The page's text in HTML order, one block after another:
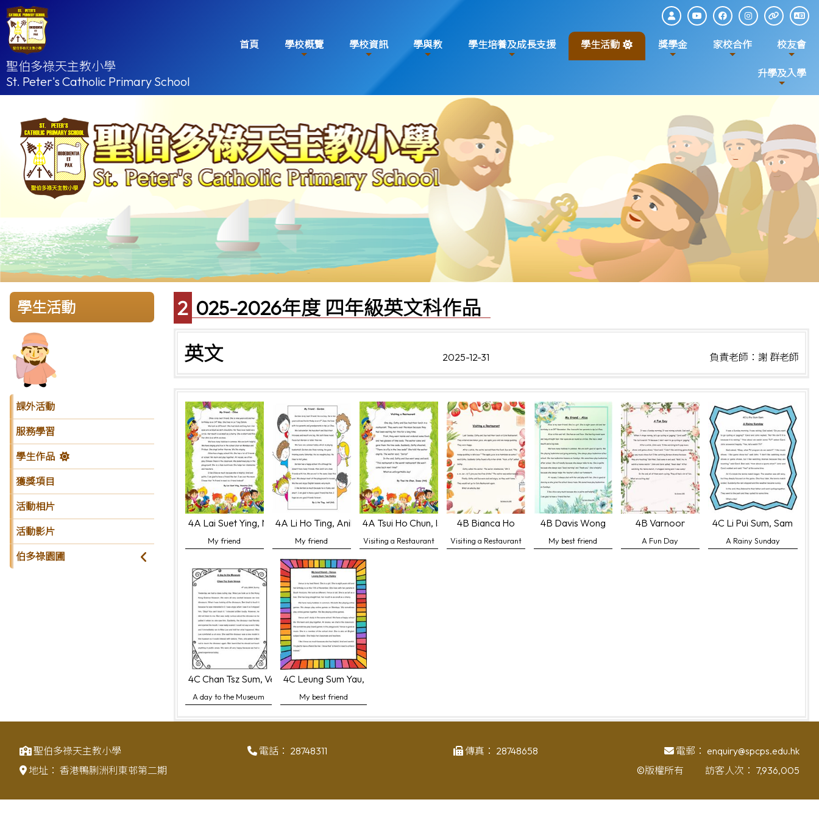
聖伯多祿天主教小學
St. Peter's Catholic Primary School
首頁 學校概覽 學校資訊 學與教 學生培養及成長支援 學生活動 獎學金 家校合作 校友會
升學及入學
學生活動
課外活動
服務學習
學生作品
獲獎項目
活動相片
活動影片
伯多祿園圃
2025-2026年度 四年級英文科作品
英文
2025-12-31 負責老師：謝 群老師
4A Lai Suet Ying, Nanette
My friend
4A Li Ho Ting, Anil
My friend
4A Tsui Ho Chun, Isaac
Visiting a Restaurant
4B Bianca Ho
Visiting a Restaurant
4B Davis Wong
My best friend
4B Varnoor
A Fun Day
4C Li Pui Sum, Sam
A Rainy Sunday
4C Chan Tsz Sum, Venus
A day to the Museum
4C Leung Sum Yau, Hailey
My best friend
聖伯多祿天主教小學 電話： 28748311 傳真： 28748658 電郵： enquiry@spcps.edu.hk
地址： 香港鴨脷洲利東邨第二期 ©版權所有 訪客人次： 7,936,005